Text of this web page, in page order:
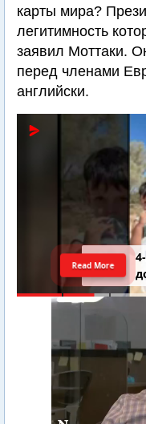
карты мира?
легитимность
заявил Моттаки.
перед членами
английски.
Read More